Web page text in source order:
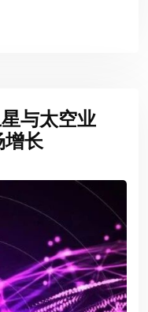
与太空业
增长